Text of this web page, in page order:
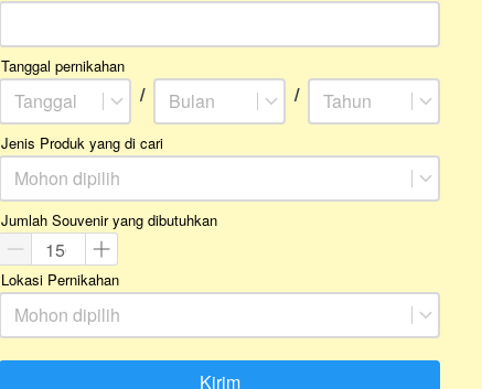
Tanggal pernikahan
Tanggal / Bulan / Tahun
Jenis Produk yang di cari
Mohon dipilih
Jumlah Souvenir yang dibutuhkan
Lokasi Pernikahan
Mohon dipilih
`Kirim